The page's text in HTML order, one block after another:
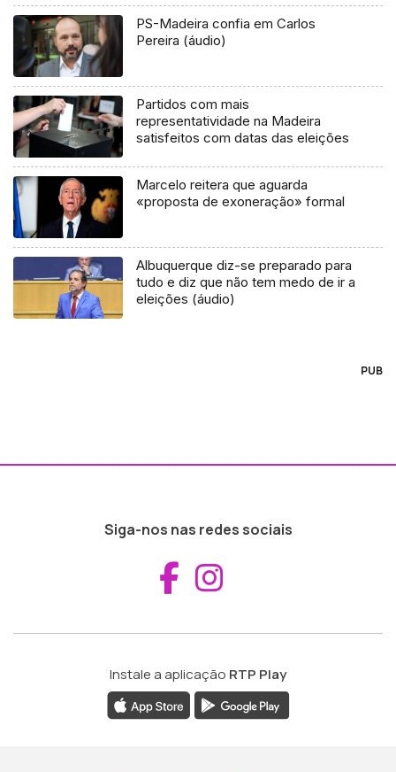
PS-Madeira confia em Carlos
Pereira (áudio)
Partidos com mais
representatividade na Madeira
satisfeitos com datas das eleições
Marcelo reitera que aguarda
«proposta de exoneração» formal
Albuquerque diz-se preparado para
tudo e diz que não tem medo de ir a
eleições (áudio)
PUB
Siga-nos nas redes sociais
Aceder ao
Instale a aplicação RTP Play